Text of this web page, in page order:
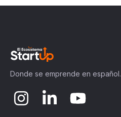
Donde se emprende en español.